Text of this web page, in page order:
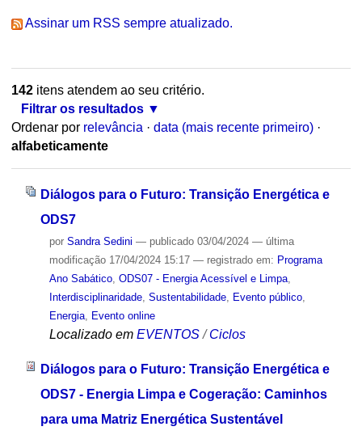
Assinar um RSS sempre atualizado.
142itens atendem ao seu critério.
Filtrar os resultados
Ordenar por relevância · data (mais recente primeiro) ·
alfabeticamente
Diálogos para o Futuro: Transição Energética e
ODS7
por Sandra Sedini — publicado03/04/2024 — última
modificação17/04/2024 15:17 — registrado em: Programa
Ano Sabático, ODS07 - Energia Acessível e Limpa,
Interdisciplinaridade, Sustentabilidade, Evento público,
Energia, Evento online
Localizado em EVENTOS /Ciclos
Diálogos para o Futuro: Transição Energética e
ODS7 - Energia Limpa e Cogeração: Caminhos
para uma Matriz Energética Sustentável